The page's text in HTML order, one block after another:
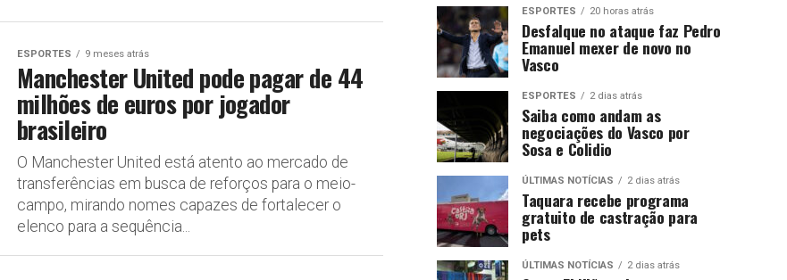
ESPORTES 9 meses atrás
Manchester United pode pagar de 44
milhões de euros por jogador
brasileiro
O Manchester United está atento ao mercado de
transferências em busca de reforços para o meio-
campo, mirando nomes capazes de fortalecer o
elenco para a sequência...
ESPORTES 20 horas atrás
Desfalque no ataque faz Pedro
Emanuel mexer de novo no
Vasco
ESPORTES 2 dias atrás
Saiba como andam as
negociações do Vasco por
Sosa e Colidio
ÚLTIMAS NOTÍCIAS 2 dias atrás
Taquara recebe programa
gratuito de castração para
pets
ÚLTIMAS NOTÍCIAS 2 dias atrás